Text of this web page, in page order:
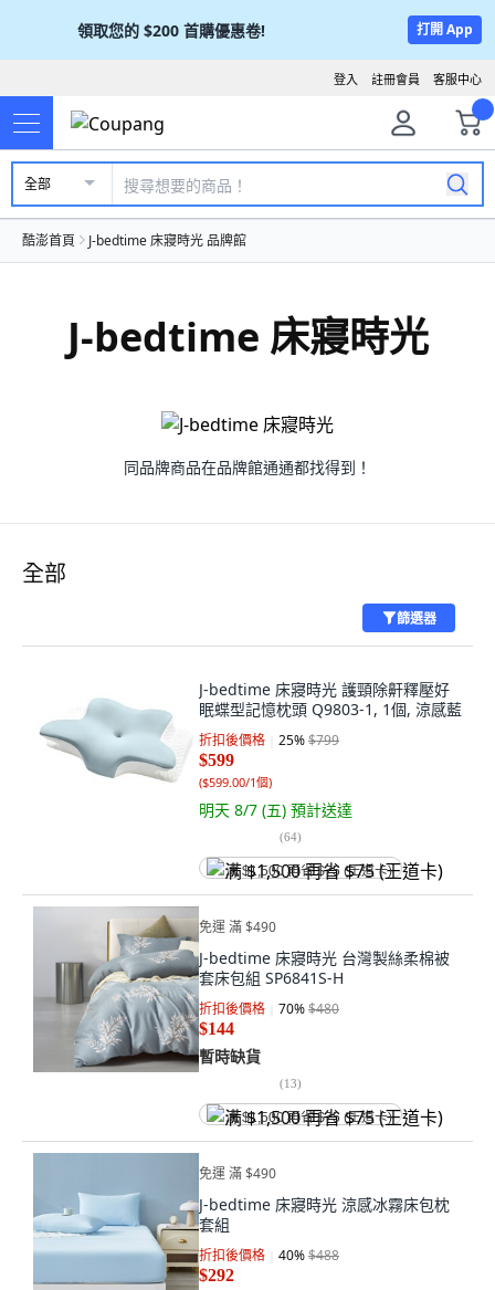
領取您的 $200 首購優惠卷! 打開 App
客服中心
註冊會員
登入
全部
酷澎首頁 J-bedtime 床寢時光 品牌館
J-bedtime 床寢時光
同品牌商品在品牌館通通都找得到！
全部
篩選器
J-bedtime 床寢時光 護頸除鼾釋壓好
眠蝶型記憶枕頭 Q9803-1, 1個, 涼感藍
折扣後價格 25%$799
$599
($599.00/1個)
明天 8/7 (五) 預計送達
(64)
满 $1,500 再省 $75 (王道卡)
免運 滿 $490
J-bedtime 床寢時光 台灣製絲柔棉被
套床包組 SP6841S-H
折扣後價格 70%$480
$144
暫時缺貨
(13)
满 $1,500 再省 $75 (王道卡)
免運 滿 $490
J-bedtime 床寢時光 涼感冰霧床包枕
套組
折扣後價格 40%$488
$292